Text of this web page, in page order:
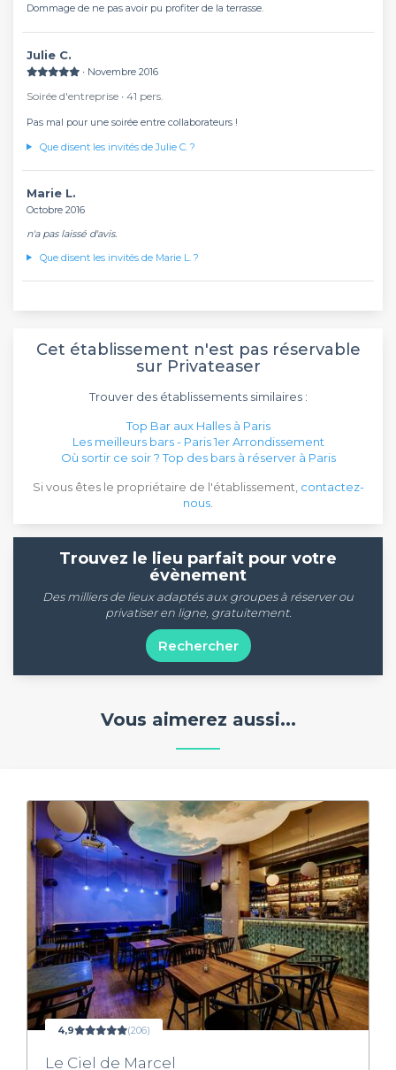
Dommage de ne pas avoir pu profiter de la terrasse.
Julie C.
∙ Novembre 2016
Soirée d'entreprise ∙ 41 pers.
Pas mal pour une soirée entre collaborateurs !
Que disent les invités de Julie C. ?
Marie L.
Octobre 2016
n'a pas laissé d'avis.
Que disent les invités de Marie L. ?
Cet établissement n'est pas réservable
sur Privateaser
Trouver des établissements similaires :
Top Bar aux Halles à Paris
Les meilleurs bars - Paris 1er Arrondissement
Où sortir ce soir ? Top des bars à réserver à Paris
Si vous êtes le propriétaire de l'établissement, contactez-
nous
Trouvez le lieu parfait pour votre
évènement
Des milliers de lieux adaptés aux groupes à réserver ou
privatiser en ligne, gratuitement.
Rechercher
Vous aimerez aussi...
4,9 (206)
Le Ciel de Marcel